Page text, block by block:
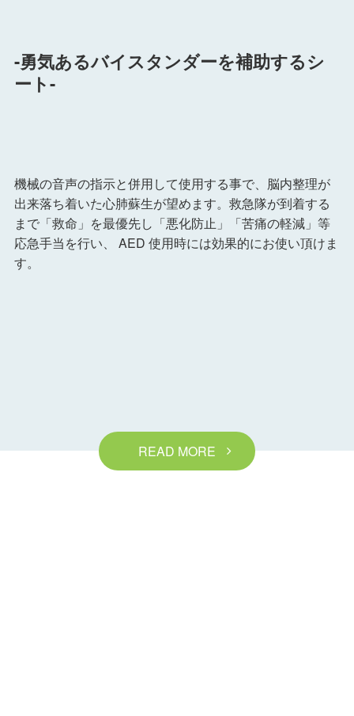
-勇気あるバイスタンダーを補助するシ
ート-
機械の音声の指示と併用して使用する事で、脳内整理が
出来落ち着いた心肺蘇生が望めます。 救急隊が到着する
まで「救命」を最優先し「悪化防止」「苦痛の軽減」等
応急手当を行い、
AED 使用時には効果的にお使い頂けま
す。
READ MORE